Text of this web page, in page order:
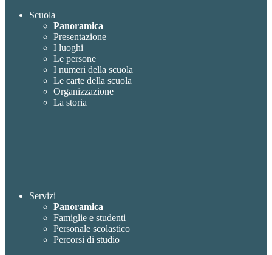
Scuola
Panoramica
Presentazione
I luoghi
Le persone
I numeri della scuola
Le carte della scuola
Organizzazione
La storia
Servizi
Panoramica
Famiglie e studenti
Personale scolastico
Percorsi di studio